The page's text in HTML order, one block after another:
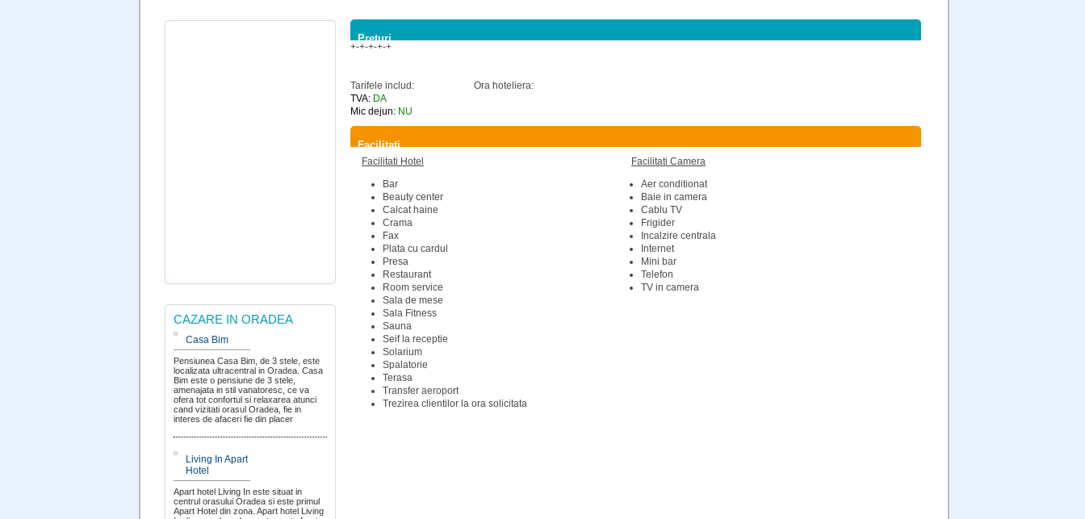
CAZARE IN ORADEA
Casa Bim
Pensiunea Casa Bim, de 3 stele, este
localizata ultracentral in Oradea. Casa
Bim este o pensiune de 3 stele,
amenajata in stil vanatoresc, ce va
ofera tot confortul si relaxarea atunci
cand vizitati orasul Oradea, fie in
interes de afaceri fie din placer
Living In Apart
Hotel
Apart hotel Living In este situat in
centrul orasului Oradea si este primul
Apart Hotel din zona. Apart hotel Living
Preturi
+-+-+-+-+
Tarifele includ:
TVA: DA
Mic dejun: NU
Ora hoteliera:
Facilitati
Facilitati Hotel
Facilitati Camera
Bar
Beauty center
Calcat haine
Crama
Fax
Plata cu cardul
Presa
Restaurant
Room service
Sala de mese
Sala Fitness
Sauna
Seif la receptie
Solarium
Spalatorie
Terasa
Transfer aeroport
Trezirea clientilor la ora solicitata
Aer conditionat
Baie in camera
Cablu TV
Frigider
Incalzire centrala
Internet
Mini bar
Telefon
TV in camera